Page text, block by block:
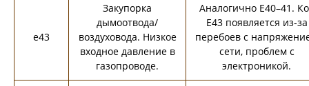
e43
Закупорка
дымоотвода/
воздуховода. Низкое
входное давление в
газопроводе.
Аналогично E40–41.
E43 появляется из-за
перебоев с
сети, проблем с
электроникой.